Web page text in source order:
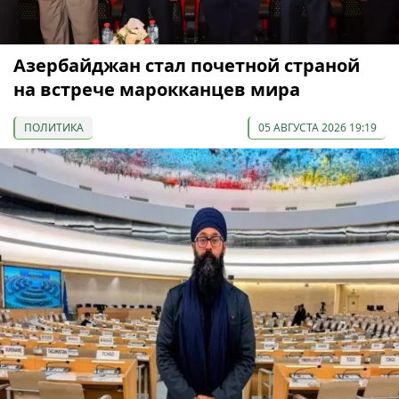
Азербайджан стал почетной страной
на встрече марокканцев мира
ПОЛИТИКА 05 АВГУСТА 2026 19:19